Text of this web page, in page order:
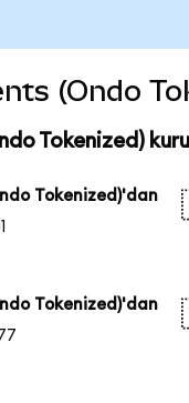
(Ondo
Tokenized)
Tokenized)'dan
Tokenized)'dan